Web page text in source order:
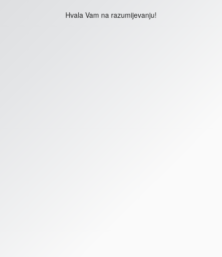
Hvala Vam na razumijevanju!